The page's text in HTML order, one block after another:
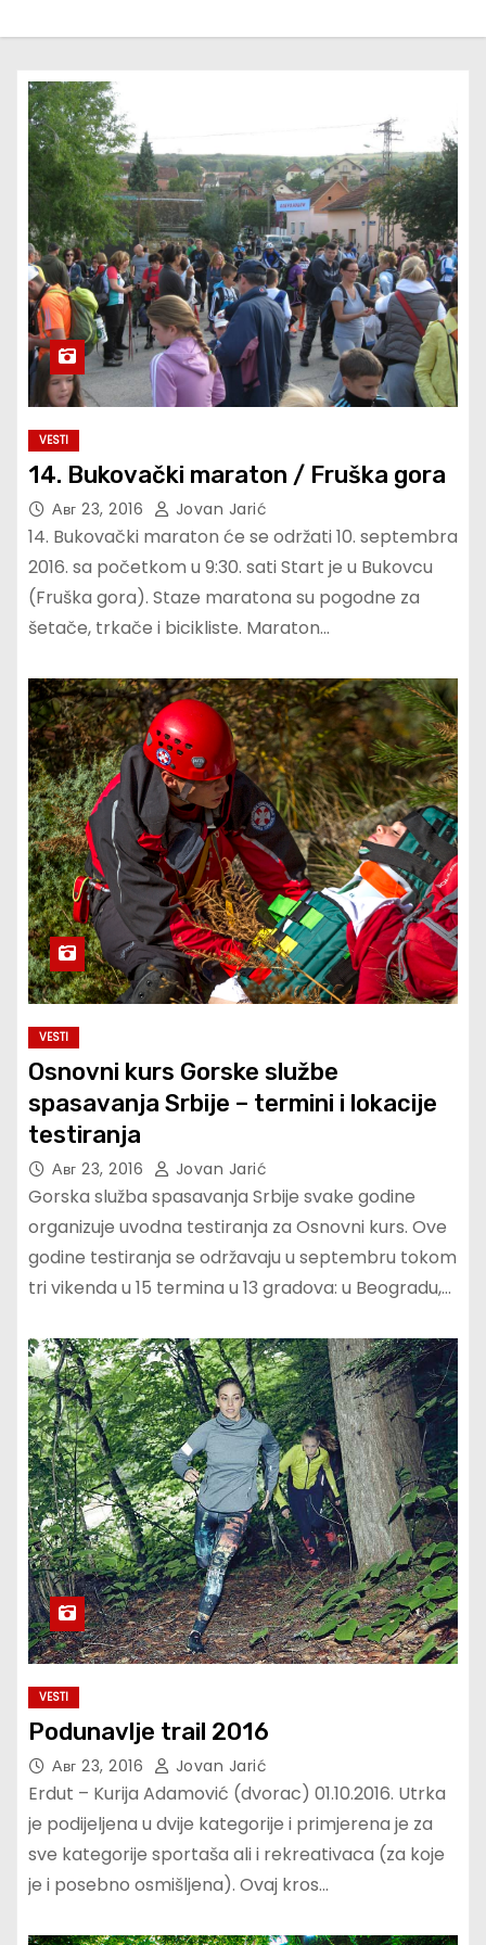
VESTI
14. Bukovački maraton / Fruška gora
Авг 23, 2016 Jovan Jarić
14. Bukovački maraton će se održati 10. septembra
2016. sa početkom u 9:30. sati Start je u Bukovcu
(Fruška gora). Staze maratona su pogodne za
šetače, trkače i bicikliste. Maraton…
VESTI
Osnovni kurs Gorske službe
spasavanja Srbije – termini i lokacije
testiranja
Авг 23, 2016 Jovan Jarić
Gorska služba spasavanja Srbije svake godine
organizuje uvodna testiranja za Osnovni kurs. Ove
godine testiranja se održavaju u septembru tokom
tri vikenda u 15 termina u 13 gradova: u Beogradu,…
VESTI
Podunavlje trail 2016
Авг 23, 2016 Jovan Jarić
Erdut – Kurija Adamović (dvorac) 01.10.2016. Utrka
je podijeljena u dvije kategorije i primjerena je za
sve kategorije sportaša ali i rekreativaca (za koje
je i posebno osmišljena). Ovaj kros…